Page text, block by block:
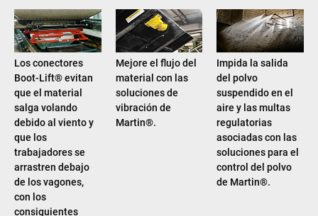
Los conectores
Boot-Lift® evitan
que el material
salga volando
debido al viento y
que los
trabajadores se
arrastren debajo
de los vagones,
con los
consiguientes
Mejore el flujo del
material con las
soluciones de
vibración de
Martin®.
Impida la salida
del polvo
suspendido en el
aire y las multas
regulatorias
asociadas con las
soluciones para el
control del polvo
de Martin®.